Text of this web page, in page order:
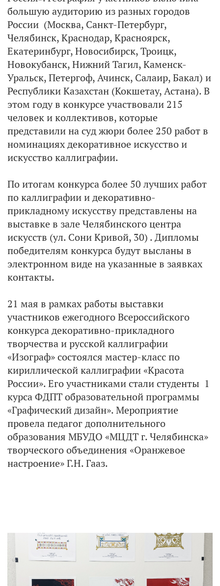
большую аудиторию из разных городов
России (Москва, Санкт-Петербург,
Челябинск, Краснодар, Красноярск,
Екатеринбург, Новосибирск, Троицк,
Новокубанск, Нижний Тагил, Каменск-
Уральск, Петергоф, Ачинск, Салаир, Бакал) и
Республики Казахстан (Кокшетау, Астана). В
этом году в конкурсе участвовали 215
человек и коллективов, которые
представили на суд жюри более 250 работ в
номинациях декоративное искусство и
искусство каллиграфии.
По итогам конкурса более 50 лучших работ
по каллиграфии и декоративно-
прикладному искусству представлены на
выставке в зале Челябинского центра
искусств (ул. Сони Кривой, 30) . Дипломы
победителям конкурса будут высланы в
электронном виде на указанные в заявках
контакты.
21 мая в рамках работы выставки
участников ежегодного Всероссийского
конкурса декоративно-прикладного
творчества и русской каллиграфии
«Изограф» состоялся мастер-класс по
кириллической каллиграфии «Красота
России». Его участниками стали студенты 1
курса ФДПТ образовательной программы
«Графический дизайн». Мероприятие
провела педагог дополнительного
образования МБУДО «МЦДТ г. Челябинска»
творческого объединения «Оранжевое
настроение» Г.Н. Гааз.